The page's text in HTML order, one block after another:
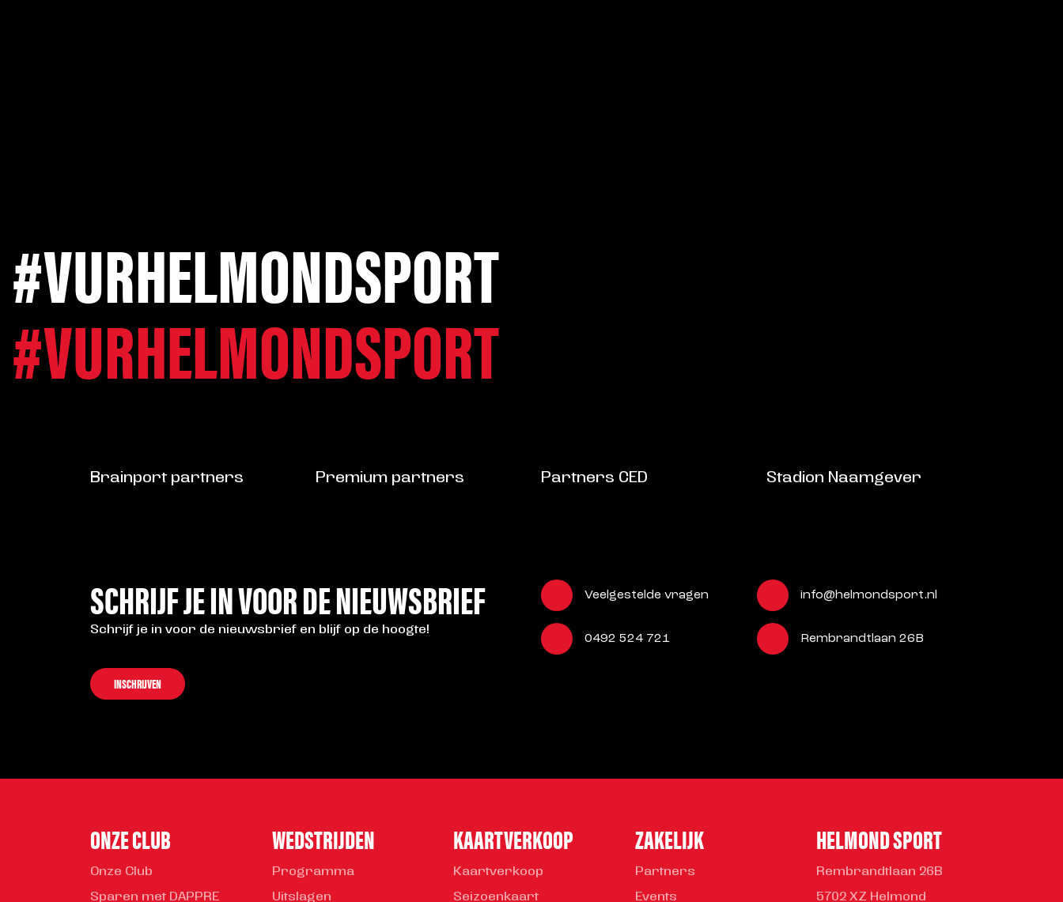
#VURHELMONDSPORT
#VURHELMONDSPORT
Brainport partners Premium partners Partners CED Stadion Naamgever
SCHRIJF JE IN VOOR DE NIEUWSBRIEF
Schrijf je in voor de nieuwsbrief en blijf op de hoogte!
INSCHRIJVEN
Veelgestelde vragen info@helmondsport.nl
0492 524 721 Rembrandtlaan 26B
ONZE CLUB
Onze Club
Sparen met DAPPRE
WEDSTRIJDEN
Programma
Uitslagen
KAARTVERKOOP
Kaartverkoop
Seizoenkaart
ZAKELIJK
Partners
Events
HELMOND SPORT
Rembrandtlaan 26B
5702 XZ Helmond